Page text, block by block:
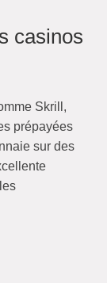
casinos
Skrill,
prépayées
sur des